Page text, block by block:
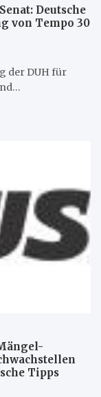
Deutsche
von Tempo 30
der DUH für
Tipps